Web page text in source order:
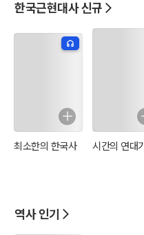
한국근현대사 신규
최소한의 한국사 시간의 연대기
역사 인기